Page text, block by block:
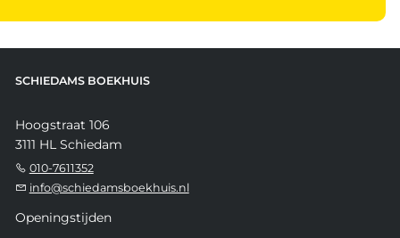
SCHIEDAMS BOEKHUIS
Hoogstraat 106
3111 HL Schiedam
010-7611352
info@schiedamsboekhuis.nl
Openingstijden